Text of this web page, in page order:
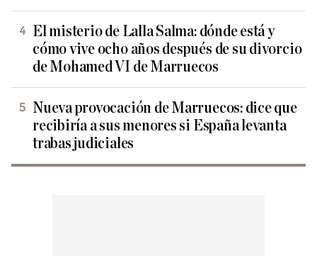
El misterio de Lalla Salma: dónde está y
cómo vive ocho años después de su divorcio
de Mohamed VI de Marruecos
Nueva provocación de Marruecos: dice que
recibiría a sus menores si España levanta
trabas judiciales